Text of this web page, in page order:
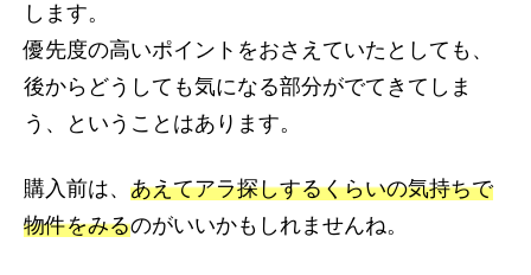
します。
優先度の高いポイントをおさえていたとしても、
後からどうしても気になる部分がでてきてしま
う、ということはあります。
購入前は、 あえてアラ探しするくらいの気持ちで
物件をみるのがいいかもしれませんね。